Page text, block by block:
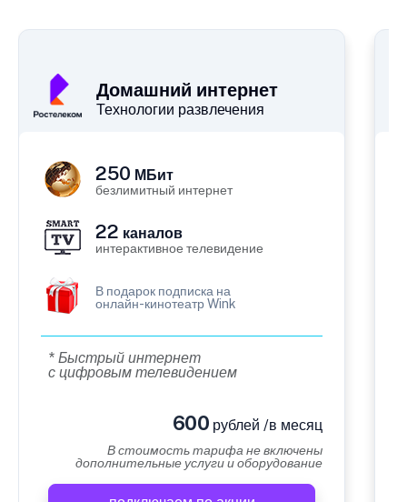
Домашний интернет
Технологии развлечения
250 МБит
безлимитный интернет
22 каналов
интерактивное телевидение
В подарок подписка на
онлайн-кинотеатр Wink
* Быстрый интернет
с цифровым телевидением
600 рублей /в месяц
В стоимость тарифа не включены
дополнительные услуги и оборудование